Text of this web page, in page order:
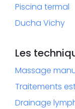
Piscina termal
Ducha Vichy
Les
Massage
Traitements
Drainage